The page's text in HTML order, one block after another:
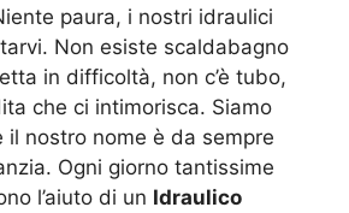
paura, i nostri idraulici
Non esiste scaldabagno
in difficoltà, non c’è tubo,
che ci intimorisca. Siamo
il nostro nome è da sempre
Ogni giorno tantissime
l’aiuto di un Idraulico